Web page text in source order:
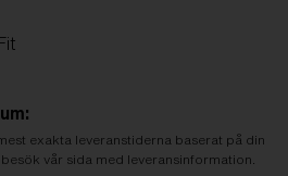
exakta leveranstiderna baserat på din
vår sida med leveransinformation.